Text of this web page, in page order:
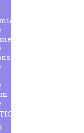
A